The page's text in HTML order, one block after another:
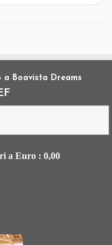
a Boavista Dreams
a Euro : 0,00